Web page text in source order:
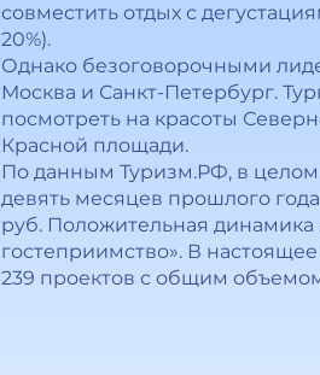
совместить отдых с
20%).
Однако безоговорочными
Москва и Санкт-Петербург.
посмотреть на красоты
Красной площади.
По данным Туризм.РФ, в целом
девять месяцев прошлого
руб. Положительная
гостеприимство». В
239 проектов с общим